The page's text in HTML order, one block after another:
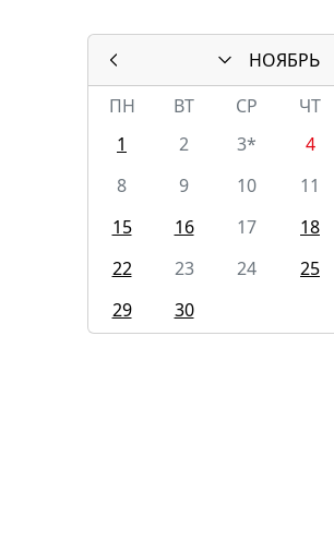
НОЯБРЬ
ПН
ВТ СР ЧТ
1
2 3* 4
8
9 10 11
15
16 17 18
22
23 24 25
29
30